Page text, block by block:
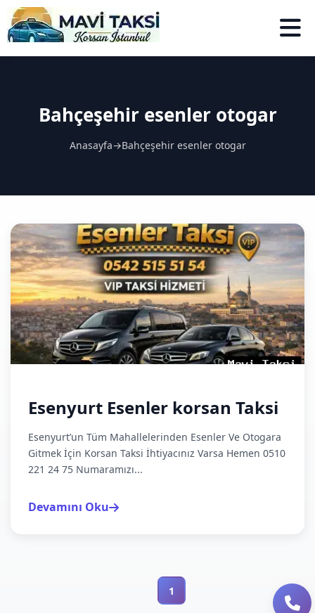
Bahçeşehir esenler otogar
Anasayfa→Bahçeşehir esenler otogar
Esenyurt Esenler korsan Taksi
Esenyurt’un Tüm Mahallelerinden Esenler Ve Otogara
Gitmek İçin Korsan Taksi İhtiyacınız Varsa Hemen 0510
221 24 75 Numaramızı...
Devamını Oku
1